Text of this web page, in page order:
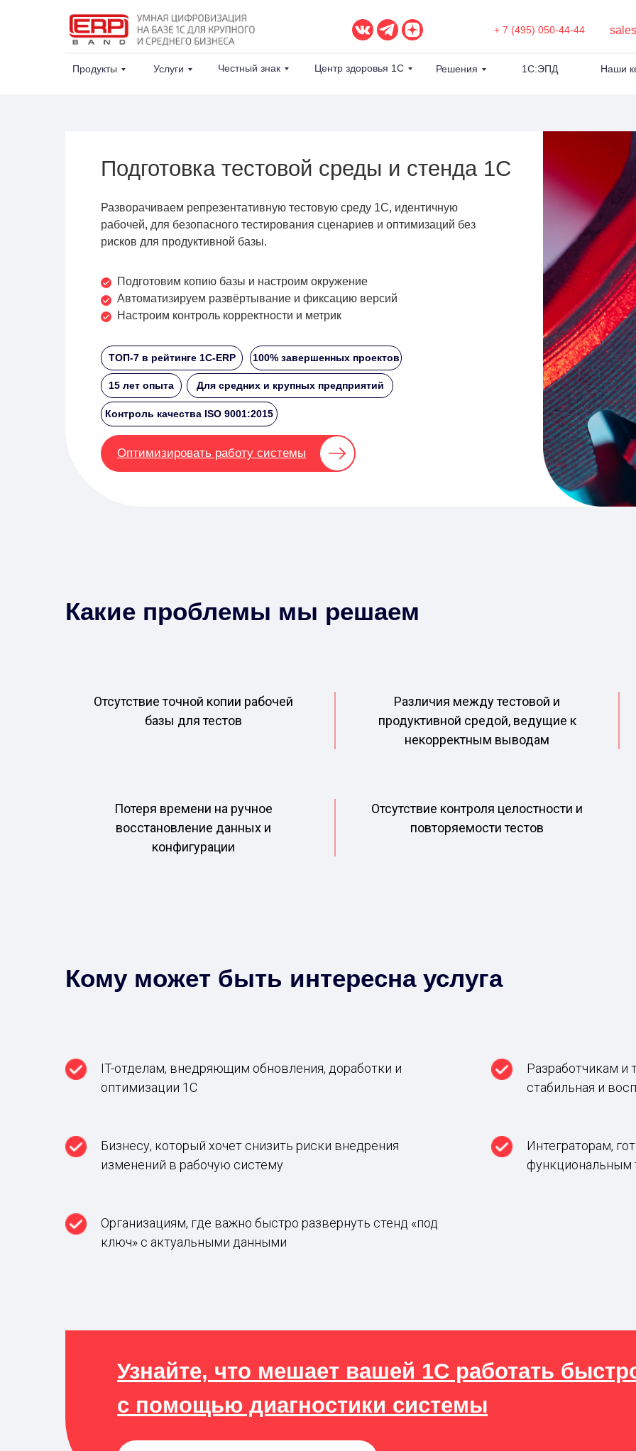
+ 7 (495) 050-44-44
Продукты Услуги Честный знак 1С:ЭПД
Решения
Центр здоровья 1С Наши
Подготовим копию базы и настроим окружение
Автоматизируем развёртывание и фиксацию версий
Настроим контроль корректности и метрик
Подготовка тестовой среды и стенда 1С
Разворачиваем репрезентативную тестовую среду 1С, идентичную
рабочей, для безопасного тестирования сценариев и оптимизаций без
рисков для продуктивной базы.
Оптимизировать работу системы
Контроль качества ISO 9001:2015
100% завершенных проектов
15 лет опыта
ТОП-7 в рейтинге 1С-ERP
Для средних и крупных предприятий
Какие проблемы мы решаем
Отсутствие точной копии рабочей
базы для тестов
Различия между тестовой и
продуктивной средой, ведущие к
некорректным выводам
Потеря времени на ручное
восстановление данных и
конфигурации
Отсутствие контроля целостности и
повторяемости тестов
Кому может быть интересна услуга
IT-отделам, внедряющим обновления, доработки и
оптимизации 1С
Разработчикам и
стабильная и
Бизнесу, который хочет снизить риски внедрения
изменений в рабочую систему
Интеграторам,
функциональным
Организациям, где важно быстро развернуть стенд «под
ключ» с актуальными данными
Узнайте, что мешает вашей 1С работать
с помощью диагностики системы